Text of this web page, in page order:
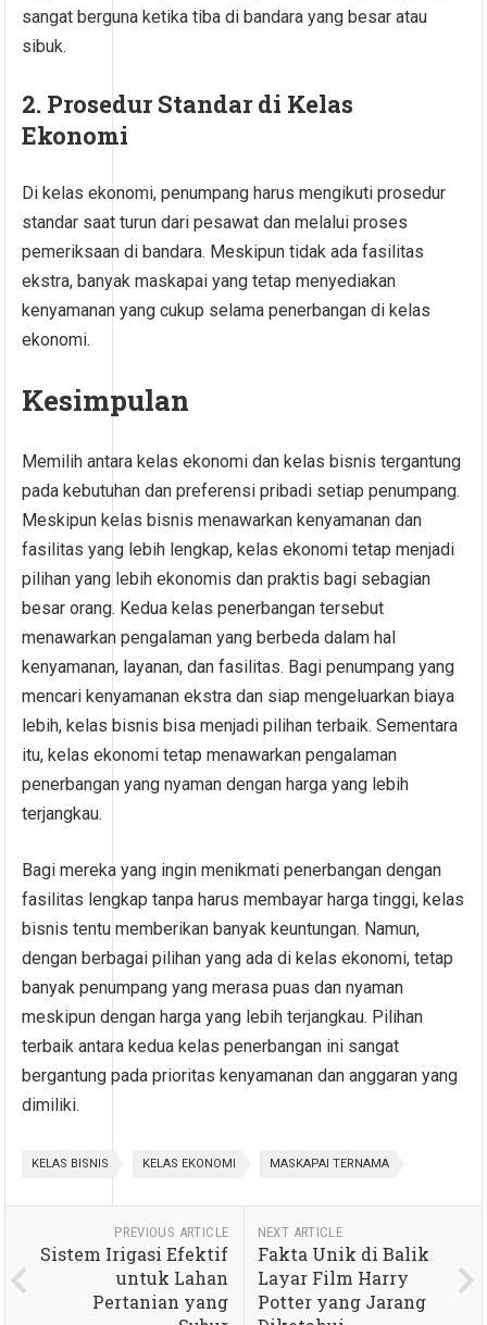
sangat berguna ketika tiba di bandara yang besar atau
sibuk.
2. Prosedur Standar di Kelas
Ekonomi
Di kelas ekonomi, penumpang harus mengikuti prosedur
standar saat turun dari pesawat dan melalui proses
pemeriksaan di bandara. Meskipun tidak ada fasilitas
ekstra, banyak maskapai yang tetap menyediakan
kenyamanan yang cukup selama penerbangan di kelas
ekonomi.
Kesimpulan
Memilih antara kelas ekonomi dan kelas bisnis tergantung
pada kebutuhan dan preferensi pribadi setiap penumpang.
Meskipun kelas bisnis menawarkan kenyamanan dan
fasilitas yang lebih lengkap, kelas ekonomi tetap menjadi
pilihan yang lebih ekonomis dan praktis bagi sebagian
besar orang. Kedua kelas penerbangan tersebut
menawarkan pengalaman yang berbeda dalam hal
kenyamanan, layanan, dan fasilitas. Bagi penumpang yang
mencari kenyamanan ekstra dan siap mengeluarkan biaya
lebih, kelas bisnis bisa menjadi pilihan terbaik. Sementara
itu, kelas ekonomi tetap menawarkan pengalaman
penerbangan yang nyaman dengan harga yang lebih
terjangkau.
Bagi mereka yang ingin menikmati penerbangan dengan
fasilitas lengkap tanpa harus membayar harga tinggi, kelas
bisnis tentu memberikan banyak keuntungan. Namun,
dengan berbagai pilihan yang ada di kelas ekonomi, tetap
banyak penumpang yang merasa puas dan nyaman
meskipun dengan harga yang lebih terjangkau. Pilihan
terbaik antara kedua kelas penerbangan ini sangat
bergantung pada prioritas kenyamanan dan anggaran yang
dimiliki.
KELAS BISNIS KELAS EKONOMI MASKAPAI TERNAMA
PREVIOUS ARTICLE
Sistem Irigasi Efektif
untuk Lahan
Pertanian yang
NEXT ARTICLE
Fakta Unik di Balik
Layar Film Harry
Potter yang Jarang